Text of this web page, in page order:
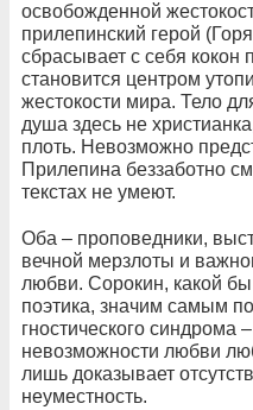
освобожденной
прилепинский герой
сбрасывает с себя кокон
становится центром
жестокости мира. Тело
душа здесь не
плоть. Невозможно
Прилепина беззаботно
текстах не умеют.
Оба – проповедники,
вечной мерзлоты и
любви. Сорокин, какой
поэтика, значим самым
гностического синдрома
невозможности любви
лишь доказывает
неуместность.